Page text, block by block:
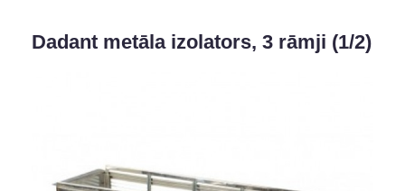
Dadant metāla izolators, 3 rāmji (1/2)